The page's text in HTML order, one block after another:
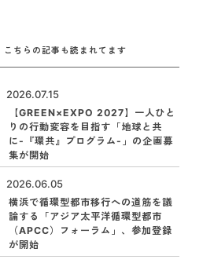
こちらの記事も読まれてます
2026.07.15
【GREEN×EXPO 2027】一人ひと
りの行動変容を目指す「地球と共
に-『環共』プログラム-」の企画募
集が開始
2026.06.05
横浜で循環型都市移行への道筋を議
論する「アジア太平洋循環型都市
（APCC）フォーラム」、参加登録
が開始